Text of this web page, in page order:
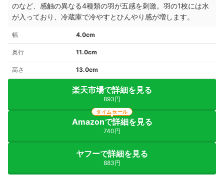
のなど、感触の異なる4種類の羽が五感を刺激。羽の1枚には水
が入っており、冷蔵庫で冷やすとひんやり感が増します。
幅 4.0cm
奥行 11.0cm
高さ 13.0cm
楽天市場で詳細を見る
893円
Amazonで詳細を見る
740円
タイムセール
ヤフーで詳細を見る
883円